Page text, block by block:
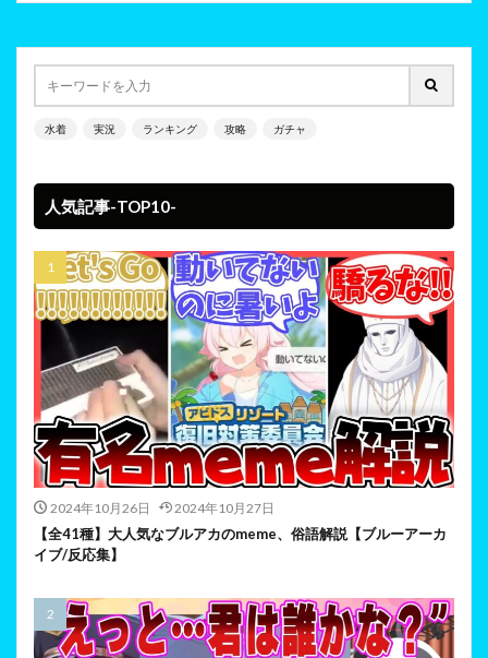
水着 実況 ランキング 攻略 ガチャ
人気記事-TOP10-
2024年10月26日 2024年10月27日
【全41種】大人気なブルアカのmeme、俗語解説【ブルーアーカ
イブ/反応集】